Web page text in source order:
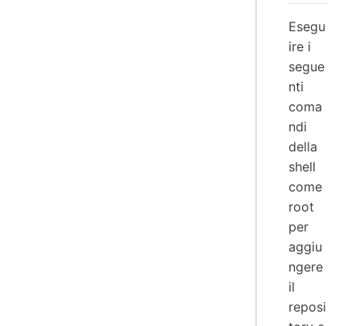
Esegu
ire i
segue
nti
coma
ndi
della
shell
come
root
per
aggiu
ngere
il
reposi